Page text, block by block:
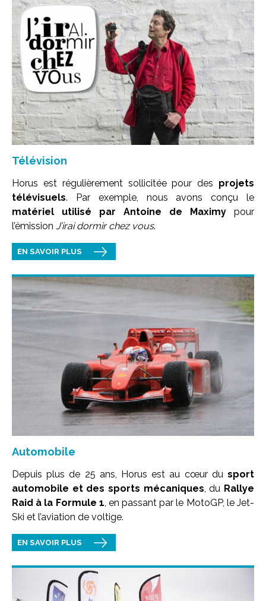
Télévision
Horus est régulièrement sollicitée pour des projets
télévisuels. Par exemple, nous avons conçu le
matériel utilisé par Antoine de Maximy pour
l’émission J’irai dormir chez vous.
EN SAVOIR PLUS
Image
Automobile
Depuis plus de 25 ans, Horus est au cœur du sport
automobile et des sports mécaniques, du Rallye
Raid à la Formule 1, en passant par le MotoGP, le Jet-
Ski et l’aviation de voltige.
EN SAVOIR PLUS